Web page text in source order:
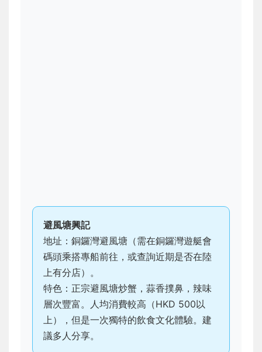
避風塘興記
地址：銅鑼灣避風塘（需在銅鑼灣遊艇會
碼頭乘搭專船前往，或查詢近期是否在陸
上有分店）。
特色：正宗避風塘炒蟹，蒜香撲鼻，辣味
層次豐富。人均消費較高（HKD 500以
上），但是一次獨特的飲食文化體驗。建
議多人分享。